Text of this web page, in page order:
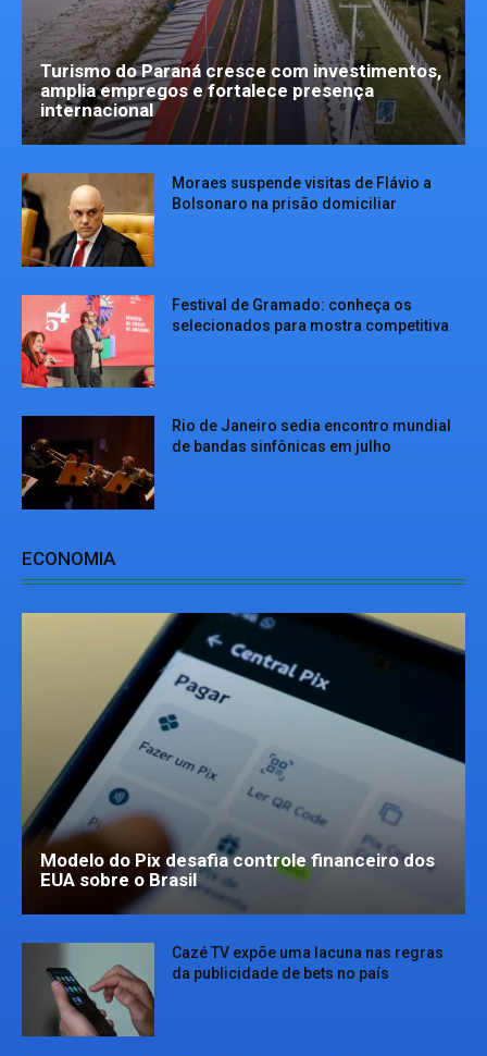
Turismo do Paraná cresce com investimentos,
amplia empregos e fortalece presença
internacional
Moraes suspende visitas de Flávio a
Bolsonaro na prisão domiciliar
Festival de Gramado: conheça os
selecionados para mostra competitiva
Rio de Janeiro sedia encontro mundial
de bandas sinfônicas em julho
ECONOMIA
Modelo do Pix desafia controle financeiro dos
EUA sobre o Brasil
Cazé TV expõe uma lacuna nas regras
da publicidade de bets no país